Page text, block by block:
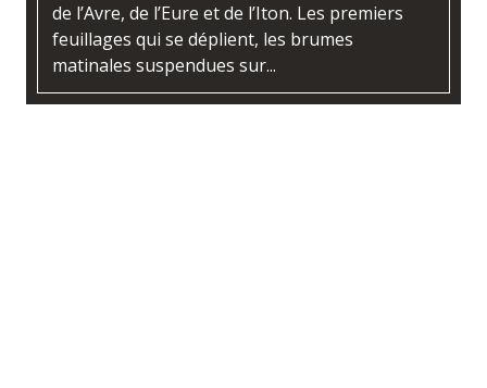
de l’Avre, de l’Eure et de l’Iton. Les premiers
feuillages qui se déplient, les brumes
matinales suspendues sur...